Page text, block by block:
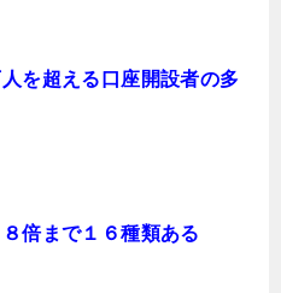
を超える口座開設者の多
倍まで１６種類ある